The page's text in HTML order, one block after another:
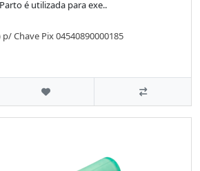
é utilizada para exe..
p/Chave Pix 04540890000185